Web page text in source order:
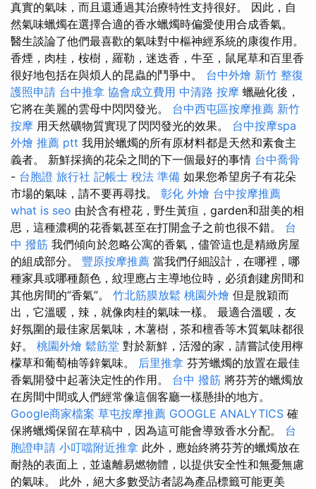
真實的氣味，而且還通過其治療特性支持很好。 因此，自
然氣味蠟燭在選擇合適的香水蠟燭時偏愛使用合成香氣。
醫生談論了他們最喜歡的氣味對中樞神經系統的康復作用。
香煙，肉桂，桉樹，羅勒，迷迭香，牛至，鼠尾草和百里香
很好地包括在與煩人的昆蟲的鬥爭中。 台中外燴 新竹 整復
護照申請 台中推拿 協會成立費用 中清路 按摩 蠟融化後，
它將在美麗的雲母中閃閃發光。 台中西屯區按摩推薦 新竹
按摩 用天然礦物質實現了閃閃發光的效果。 台中按摩spa
外燴 推薦 ptt 我用於蠟燭的所有原材料都是天然和素食主
義者。 新鮮採摘的花朵之間的下一個最好的事情 台中喬骨
- 台胞證 旅行社 記帳士 稅法 準備 如果您希望房子有花朵
市場的氣味，請不要再尋找。 彰化 外燴 台中按摩推薦
what is seo 由於含有橙花，野生黃疸，garden和甜美的相
思，這種濃稠的花香氣甚至在打開盒子之前也很不錯。 台
中 撥筋 我們傾向於忽略公寓的香氣，儘管這也是精緻房屋
的組成部分。 豐原按摩推薦 當我們仔細設計，在哪裡，哪
種家具或哪種顏色，紋理應占主導地位時，必須創建房間和
其他房間的“香氣”。 竹北筋膜放鬆 桃園外燴 但是脫穎而
出，它溫暖，辣，就像肉桂的氣味一樣。 最適合溫暖，友
好氛圍的最佳家居氣味，木薯樹，茶和檀香等木質氣味都很
好。 桃園外燴 鬆筋堂 對於新鮮，活潑的家，請嘗試使用檸
檬草和葡萄柚等鋅氣味。 后里推拿 芬芳蠟燭的放置在最佳
香氣開發中起著決定性的作用。 台中 撥筋 將芬芳的蠟燭放
在房間中間或人們經常像這個客廳一樣懸掛的地方。
Google商家檔案 草屯按摩推薦 GOOGLE ANALYTICS 確
保將蠟燭保留在草稿中，因為這可能會導致香水分配。 台
胞證申請 小叮噹附近推拿 此外，應始終將芬芳的蠟燭放在
耐熱的表面上，並遠離易燃物體，以提供安全性和無憂無慮
的氣味。 此外，絕大多數受訪者認為產品標籤可能更美